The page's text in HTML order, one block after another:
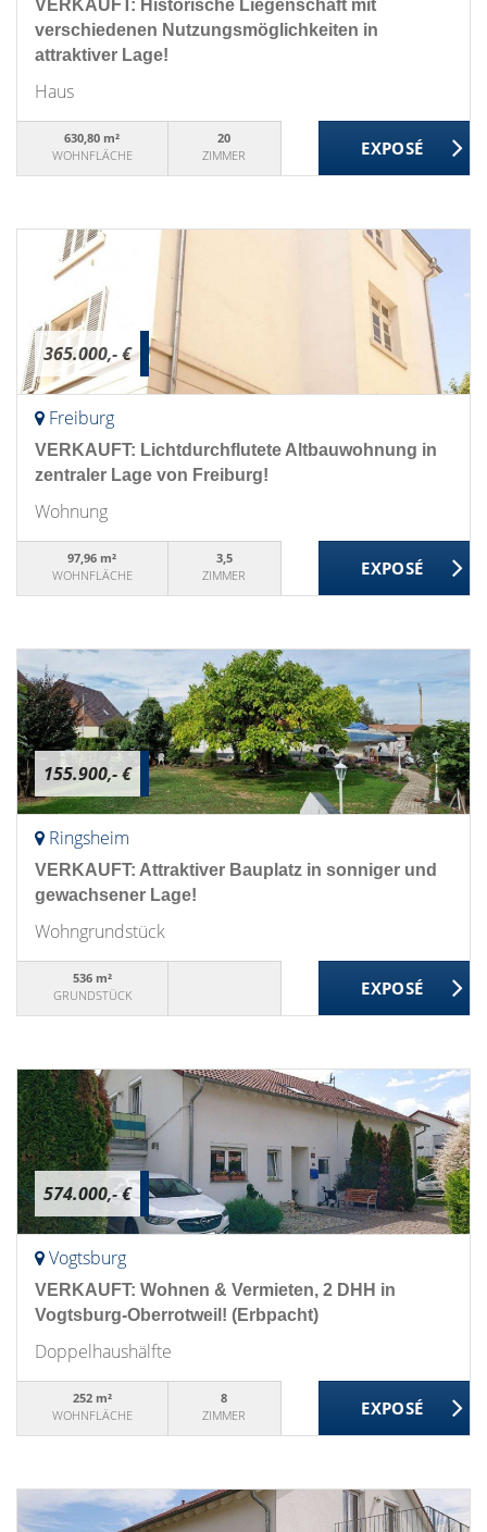
VERKAUFT: Historische Liegenschaft mit
verschiedenen Nutzungsmöglichkeiten in
attraktiver Lage!
Haus
630,80 m²
WOHNFLÄCHE
20
ZIMMER
365.000,- €
Freiburg
VERKAUFT: Lichtdurchflutete Altbauwohnung in
zentraler Lage von Freiburg!
Wohnung
97,96 m²
WOHNFLÄCHE
3,5
ZIMMER
155.900,- €
Ringsheim
VERKAUFT: Attraktiver Bauplatz in sonniger und
gewachsener Lage!
Wohngrundstück
536 m²
GRUNDSTÜCK
574.000,- €
Vogtsburg
VERKAUFT: Wohnen & Vermieten, 2 DHH in
Vogtsburg-Oberrotweil! (Erbpacht)
Doppelhaushälfte
252 m²
WOHNFLÄCHE
8
ZIMMER